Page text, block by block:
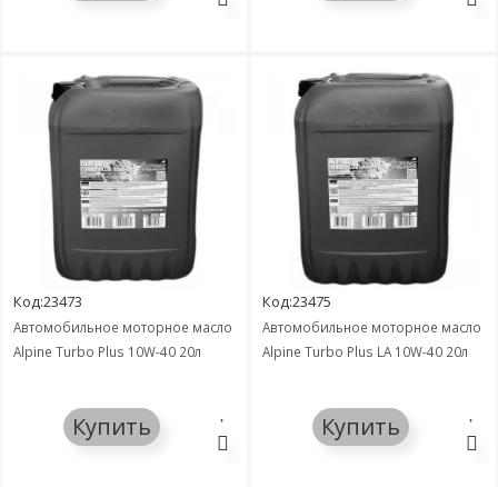
Код:23473
Автомобильное моторное масло
Alpine Turbo Plus 10W-40 20л
Купить
Код:23475
Автомобильное моторное масло
Alpine Turbo Plus LA 10W-40 20л
Купить